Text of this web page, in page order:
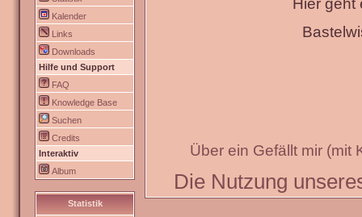
Kalender
Links
Downloads
Hilfe und Support
FAQ
Knowledge Base
Suchen
Credits
Interaktiv
Album
Statistik
Über ein Gefällt mir (mit
Die Nutzung